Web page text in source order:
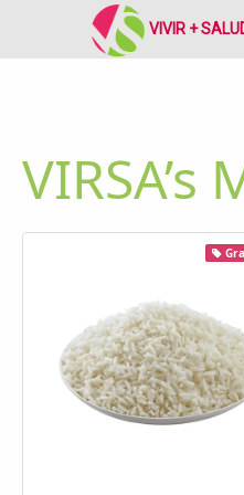
VIVIR +
VIRSA’s